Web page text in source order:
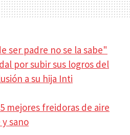
ser padre no se la sabe"
por subir sus logros del
a su hija Inti
mejores freidoras de aire
sano